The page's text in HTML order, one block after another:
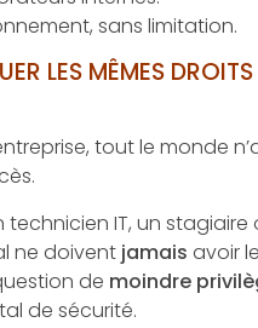
sans limitation.
LES MÊMES
tout le monde
technicien IT, un stagiaire
ne doivent jamais avoir
de moindre
de sécurité.